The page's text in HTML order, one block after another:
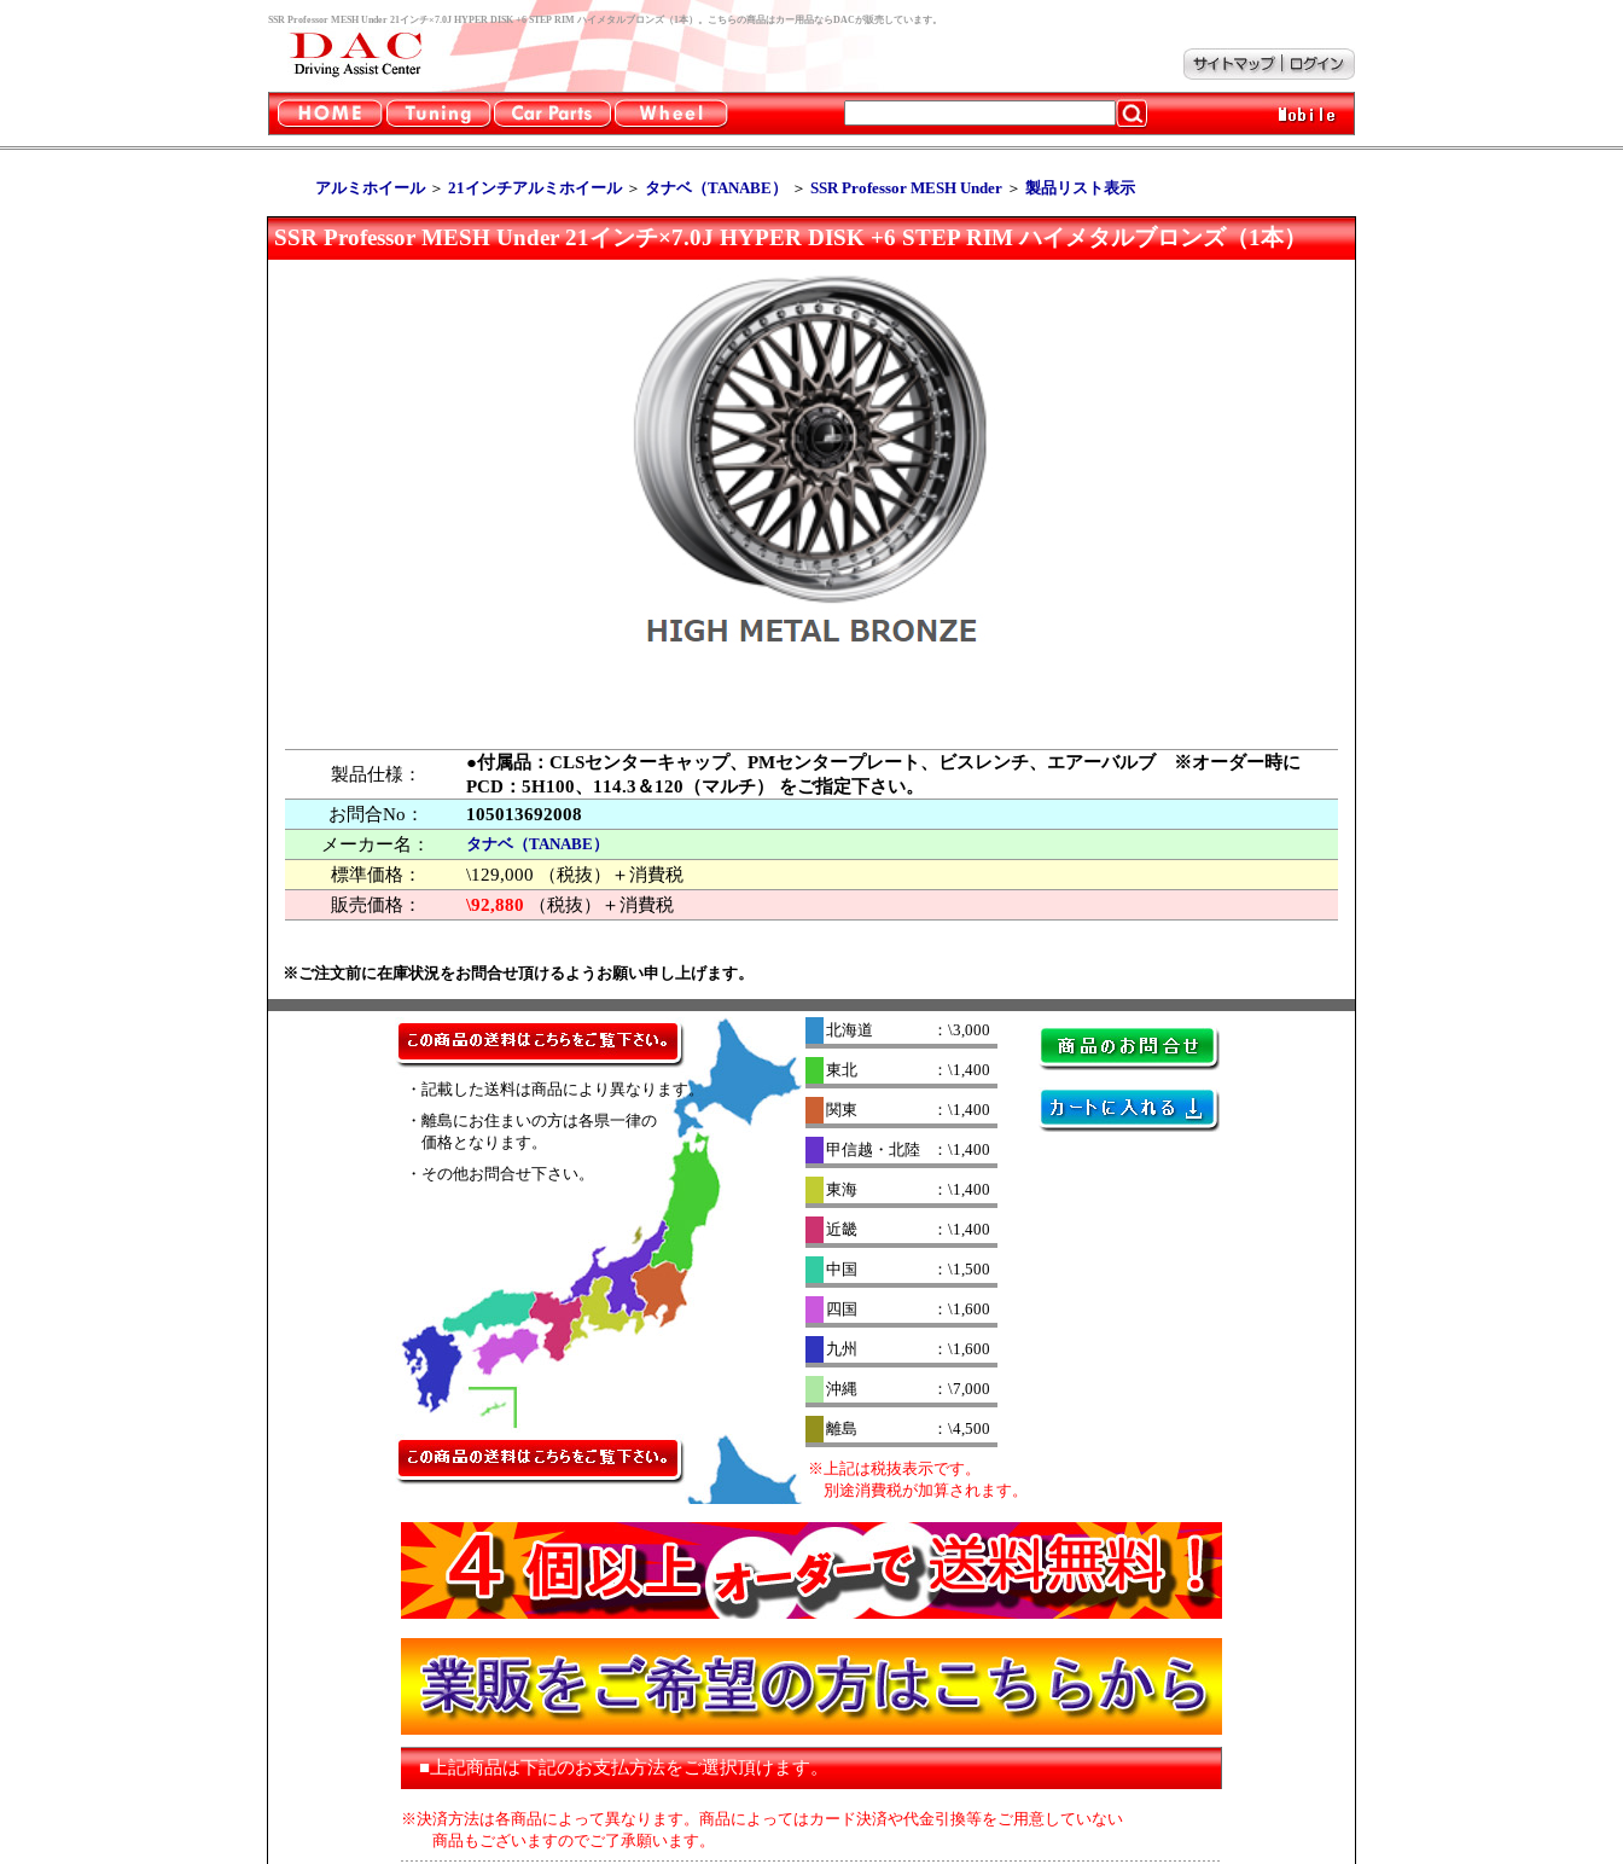
SSR Professor MESH Under 21インチ×7.0J HYPER DISK +6 STEP RIM ハイメタルブロンズ（1本）。こちらの商品はカー用品ならDACが販売しています。
アルミホイール＞ 21インチアルミホイール＞ タナベ（TANABE） ＞ SSR Professor MESH Under ＞ 製品リスト表示
SSR Professor MESH Under 21インチ×7.0J HYPER DISK +6 STEP RIM ハイメタルブロンズ（1本）
製品仕様：
●付属品：CLSセンターキャップ、PMセンタープレート、ビスレンチ、エアーバルブ ※オーダー時に
PCD：5H100、114.3＆120（マルチ） をご指定下さい。
お問合No：
105013692008
メーカー名：
タナベ（TANABE）
標準価格：
\129,000 （税抜）＋消費税
販売価格：
\92,880 （税抜）＋消費税
※ご注文前に在庫状況をお問合せ頂けるようお願い申し上げます。
・記載した送料は商品により異なります。
・離島にお住まいの方は各県一律の
価格となります。
・その他お問合せ下さい。
北海道 ：\3,000
東北 ：\1,400
関東 ：\1,400
甲信越・北陸 ：\1,400
東海 ：\1,400
近畿 ：\1,400
中国 ：\1,500
四国 ：\1,600
九州 ：\1,600
沖縄 ：\7,000
離島 ：\4,500
※上記は税抜表示です。
別途消費税が加算されます。
■上記商品は下記のお支払方法をご選択頂けます。
※決済方法は各商品によって異なります。商品によってはカード決済や代金引換等をご用意していない
商品もございますのでご了承願います。